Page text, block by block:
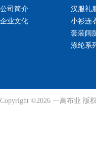
公司简介
企业文化
汉服礼
小衫连
套装阔
涤纶系
Copyright ©2026 一萬布业 版